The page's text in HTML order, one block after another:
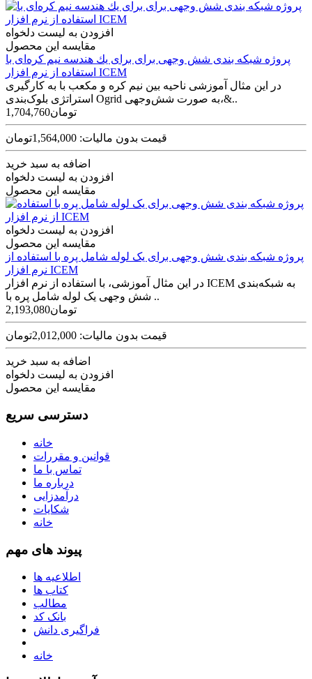
افزودن به لیست دلخواه
مقایسه این محصول
پروژه شبکه بندی شش وجهی برای برای يك هندسه نیم کره‌ای با
استفاده از نرم افزار ICEM
در این مثال آموزشی ناحیه بین نیم کره و مکعب با به کارگیری
استراتژی بلوک‌بندی Ogrid به صورت شش‌وجهی،&..
1,704,760تومان
قیمت بدون مالیات: 1,564,000تومان
اضافه به سبد خرید
افزودن به لیست دلخواه
مقایسه این محصول
افزودن به لیست دلخواه
مقایسه این محصول
پروژه شبکه بندی شش وجهی برای یک لوله شامل پره با استفاده از
نرم افزار ICEM
در این مثال آموزشی، با استفاده از نرم افزار ICEM به شبکه‌بندی
شش وجهی یک لوله شامل پره با ..
2,193,080تومان
قیمت بدون مالیات: 2,012,000تومان
اضافه به سبد خرید
افزودن به لیست دلخواه
مقایسه این محصول
دسترسی سریع
خانه
قوانین و مقررات
تماس با ما
درباره ما
درآمدزایی
شکایات
خانه
پیوند های مهم
اطلاعیه ها
کتاب ها
مطالب
بانک کد
فراگیری دانش
خانه